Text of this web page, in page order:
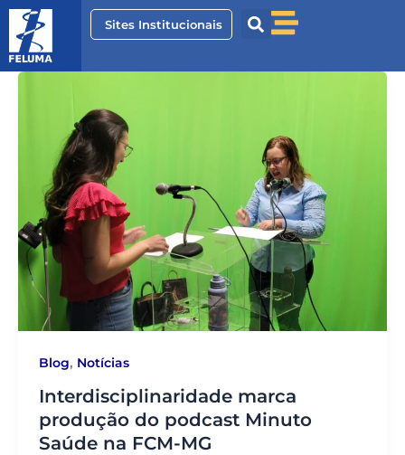
para
conteúdo
Sites Institucionais
Blog, Notícias
Interdisciplinaridade marca
produção do podcast Minuto
Saúde na FCM-MG